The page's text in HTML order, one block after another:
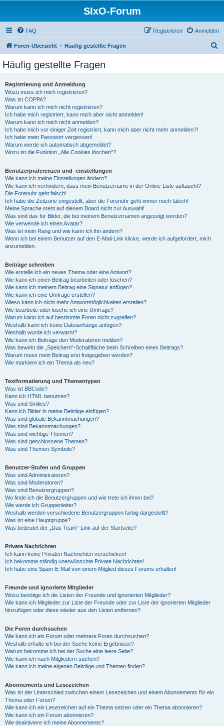
SIxO-Forum
FAQ Anmelden
Registrieren
Foren-Übersicht Häufig gestellte Fragen
Häufig gestellte Fragen
Registrierung und Anmeldung
Wozu muss ich mich registrieren?
Was ist COPPA?
Warum kann ich mich nicht registrieren?
Ich habe mich registriert, kann mich aber nicht anmelden!
Warum kann ich mich nicht anmelden?
Ich habe mich vor einiger Zeit registriert, kann mich aber nicht mehr anmelden?!
Ich habe mein Passwort vergessen!
Warum werde ich automatisch abgemeldet?
Wozu ist die Funktion „Alle Cookies löschen“?
Benutzerpräferenzen und -einstellungen
Wie kann ich meine Einstellungen ändern?
Wie kann ich verhindern, dass mein Benutzername in der Online-Liste auftaucht?
Die Forenuhr geht falsch!
Ich habe die Zeitzone eingestellt, aber die Forenuhr geht immer noch falsch!
Meine Sprache steht auf diesem Board nicht zur Auswahl!
Was sind das für Bilder, die bei meinem Benutzernamen angezeigt werden?
Wie verwende ich einen Avatar?
Was ist mein Rang und wie kann ich ihn ändern?
Wenn ich bei einem Benutzer auf den E-Mail-Link klicke, werde ich aufgefordert, mich
anzumelden.
Beiträge schreiben
Wie erstelle ich ein neues Thema oder eine Antwort?
Wie kann ich einen Beitrag bearbeiten oder löschen?
Wie kann ich meinem Beitrag eine Signatur anfügen?
Wie kann ich eine Umfrage erstellen?
Wieso kann ich nicht mehr Antwortmöglichkeiten erstellen?
Wie bearbeite oder lösche ich eine Umfrage?
Warum kann ich auf bestimmte Foren nicht zugreifen?
Weshalb kann ich keine Dateianhänge anfügen?
Weshalb wurde ich verwarnt?
Wie kann ich Beiträge den Moderatoren melden?
Was bewirkt die „Speichern“-Schaltfläche beim Schreiben eines Beitrags?
Warum muss mein Beitrag erst freigegeben werden?
Wie markiere ich ein Thema als neu?
Textformatierung und Thementypen
Was ist BBCode?
Kann ich HTML benutzen?
Was sind Smilies?
Kann ich Bilder in meine Beiträge einfügen?
Was sind globale Bekanntmachungen?
Was sind Bekanntmachungen?
Was sind wichtige Themen?
Was sind geschlossene Themen?
Was sind Themen-Symbole?
Benutzer-Stufen und Gruppen
Was sind Administratoren?
Was sind Moderatoren?
Was sind Benutzergruppen?
Wo finde ich die Benutzergruppen und wie trete ich ihnen bei?
Wie werde ich Gruppenleiter?
Weshalb werden verschiedene Benutzergruppen farbig dargestellt?
Was ist eine Hauptgruppe?
Was bedeutet der „Das Team“-Link auf der Startseite?
Private Nachrichten
Ich kann keine Privaten Nachrichten verschicken!
Ich bekomme ständig unerwünschte Private Nachrichten!
Ich habe eine Spam-E-Mail von einem Mitglied dieses Forums erhalten!
Freunde und ignorierte Mitglieder
Wozu benötige ich die Listen der Freunde und ignorierten Mitglieder?
Wie kann ich Mitglieder zur Liste der Freunde oder zur Liste der ignorierten Mitglieder
hinzufügen oder diese wieder aus den Listen entfernen?
Die Foren durchsuchen
Wie kann ich ein Forum oder mehrere Foren durchsuchen?
Weshalb erhalte ich bei der Suche keine Ergebnisse?
Warum bekomme ich bei der Suche eine leere Seite?
Wie kann ich nach Mitgliedern suchen?
Wie kann ich meine eigenen Beiträge und Themen finden?
Abonnements und Lesezeichen
Was ist der Unterschied zwischen einem Lesezeichen und einem Abonnements für ein
Thema oder Forum?
Wie kann ich ein Lesezeichen auf ein Thema setzen oder ein Thema abonnieren?
Wie kann ich ein Forum abonnieren?
Wie deaktiviere ich meine Abonnements?